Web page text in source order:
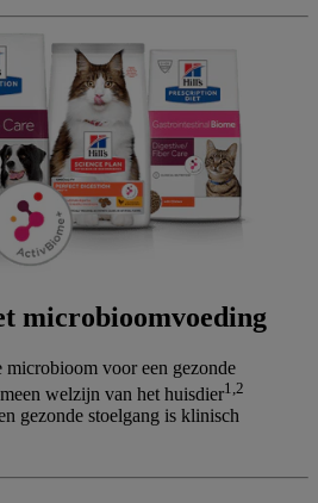
microbioomvoeding
microbioom voor een gezonde
welzijn van het huisdier1,2
gezonde stoelgang is klinisch